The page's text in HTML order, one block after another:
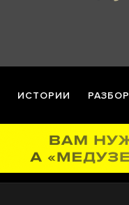
ИСТОРИИ РАЗБОР